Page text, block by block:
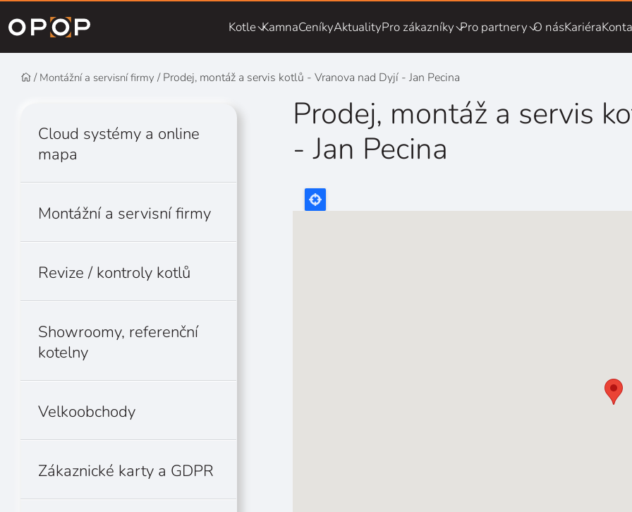
Kotle KamnaCeníkyAktualityPro zákazníky Pro partnery O násKariéra
Montážní a servisní firmy Prodej, montáž a servis kotlů - Vranova nad Dyjí - Jan Pecina
Cloud systémy a online
mapa
Montážní a servisní firmy
Revize / kontroly kotlů
Showroomy, referenční
kotelny
Velkoobchody
Zákaznické karty a GDPR
Prodej, montáž a servis
- Jan Pecina